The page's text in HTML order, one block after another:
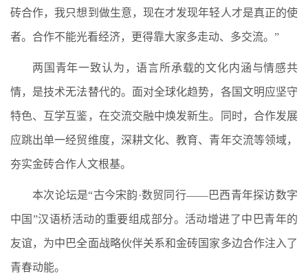
砖合作，我只想到做生意，现在才发现年轻人才是真正的使
者。合作不能光看经济，更得靠大家多走动、多交流。”
两国青年一致认为，语言所承载的文化内涵与情感共
情，是技术无法替代的。面对全球化趋势，各国文明应坚守
特色、互学互鉴，在交流交融中焕发新生。同时，合作发展
应跳出单一经贸维度，深耕文化、教育、青年交流等领域，
夯实金砖合作人文根基。
本次论坛是“古今宋韵·数贸同行——巴西青年探访数字
中国”汉语桥活动的重要组成部分。活动增进了中巴青年的
友谊，为中巴全面战略伙伴关系和金砖国家多边合作注入了
青春动能。